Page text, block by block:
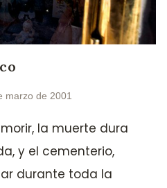
marzo de 2001
la muerte dura
y el cementerio,
durante toda la